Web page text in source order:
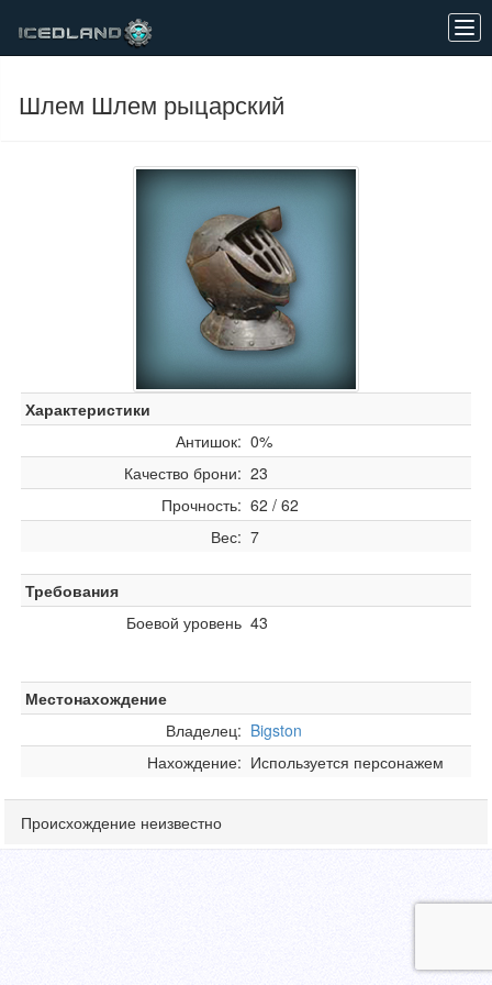
Шлем Шлем рыцарский
Характеристики
Антишок: 0%
Качество брони: 23
Прочность: 62 / 62
Вес: 7
Требования
Боевой уровень 43
Местонахождение
Владелец: Bigston
Нахождение: Используется персонажем
Происхождение неизвестно